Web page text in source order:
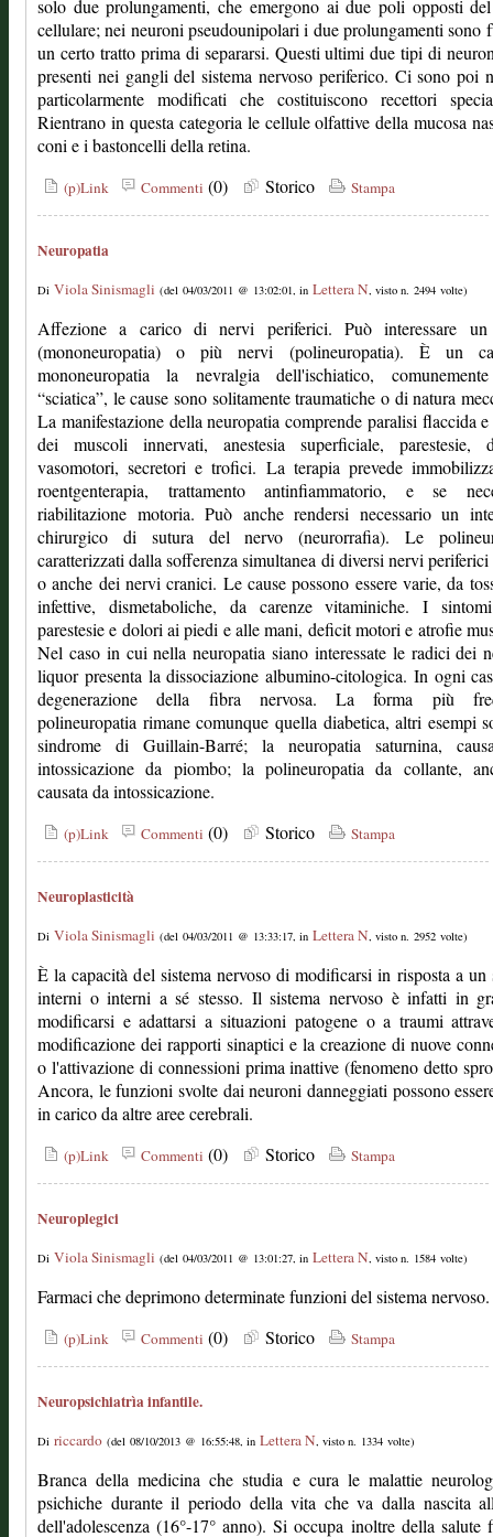
solo due prolungamenti, che emergono ai due poli opposti
cellulare; nei neuroni pseudounipolari i due prolungamenti sono
un certo tratto prima di separarsi. Questi ultimi due tipi di
presenti nei gangli del sistema nervoso periferico. Ci sono poi
particolarmente modificati che costituiscono recettori
Rientrano in questa categoria le cellule olfattive della mucosa
coni e i bastoncelli della retina.
(p)Link Commenti (0) Storico Stampa
Neuropatia
Di Viola Sinismagli (del 04/03/2011 @ 13:02:01, in Lettera N, visto n. 2494 volte)
Affezione a carico di nervi periferici. Può interessare un
(mononeuropatia) o più nervi (polineuropatia). È un
mononeuropatia la nevralgia dell'ischiatico,
“sciatica”, le cause sono solitamente traumatiche o di natura
La manifestazione della neuropatia comprende paralisi flaccida
dei muscoli innervati, anestesia superficiale, parestesie,
vasomotori, secretori e trofici. La terapia prevede
roentgenterapia, trattamento antinfiammatorio, e se
riabilitazione motoria. Può anche rendersi necessario un
chirurgico di sutura del nervo (neurorrafia). Le
caratterizzati dalla sofferenza simultanea di diversi nervi
o anche dei nervi cranici. Le cause possono essere varie, da
infettive, dismetaboliche, da carenze vitaminiche. I
parestesie e dolori ai piedi e alle mani, deficit motori e atrofie
Nel caso in cui nella neuropatia siano interessate le radici dei
liquor presenta la dissociazione albumino-citologica. In ogni
degenerazione della fibra nervosa. La forma più
polineuropatia rimane comunque quella diabetica, altri esempi
sindrome di Guillain-Barré; la neuropatia saturnina,
intossicazione da piombo; la polineuropatia da collante,
causata da intossicazione.
(p)Link Commenti (0) Storico Stampa
Neuroplasticità
Di Viola Sinismagli (del 04/03/2011 @ 13:33:17, in Lettera N, visto n. 2952 volte)
È la capacità del sistema nervoso di modificarsi in risposta a un
interni o interni a sé stesso. Il sistema nervoso è infatti in
modificarsi e adattarsi a situazioni patogene o a traumi
modificazione dei rapporti sinaptici e la creazione di nuove
o l'attivazione di connessioni prima inattive (fenomeno detto
Ancora, le funzioni svolte dai neuroni danneggiati possono
in carico da altre aree cerebrali.
(p)Link Commenti (0) Storico Stampa
Neuroplegici
Di Viola Sinismagli (del 04/03/2011 @ 13:01:27, in Lettera N, visto n. 1584 volte)
Farmaci che deprimono determinate funzioni del sistema nervoso.
(p)Link Commenti (0) Storico Stampa
Neuropsichiatrìa infantile.
Di riccardo (del 08/10/2013 @ 16:55:48, in Lettera N, visto n. 1334 volte)
Branca della medicina che studia e cura le malattie
psichiche durante il periodo della vita che va dalla nascita
dell'adolescenza (16°-17° anno). Si occupa inoltre della salute